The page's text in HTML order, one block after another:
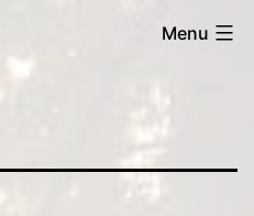
Menu